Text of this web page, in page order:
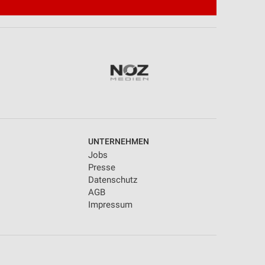
UNTERNEHMEN
Jobs
Presse
Datenschutz
AGB
Impressum